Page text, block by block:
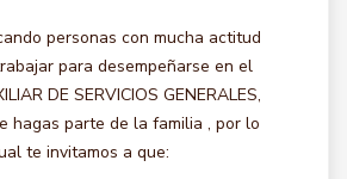
personas con mucha actitud
para desempeñarse en el
DE SERVICIOS GENERALES,
hagas parte de la familia , por lo
te invitamos a que: